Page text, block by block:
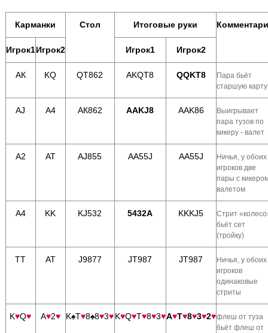
Карманки Стол Итоговые руки
Игрок1Игрок2 Игрок1 Игрок2
АК KQ QT862 AKQT8 QQKT8
Пара бьёт
старшую карту
АJ A4 AК862 AAKJ8 AAK86
Выигрывает
пара тузов по
кикеру - валет
A2 AT AJ855 AA55J AA55J
Ничья, у обоих
игроков две
пары с
валетом
A4 KK KJ532 5432А KKKJ5
Стрит
бьёт сет
(тройку)
TT AT J9877 JT987 JT987
Ничья, у обоих
игроков
одинаковые
стриты
K♥Q♥ A♥2♥ K♠T♥8♠8♥3♥K♥Q♥T♥8♥3♥A♥T♥8♥3♥2♥флеш от туза
бьёт флеш от